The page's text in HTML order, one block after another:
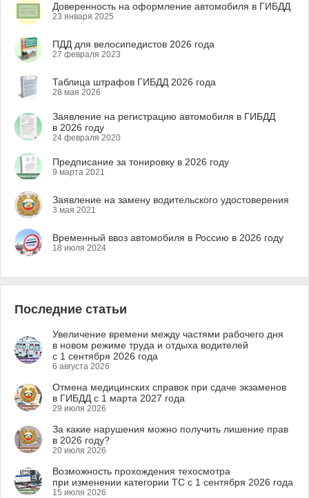
Доверенность на оформление автомобиля в ГИБДД
23 января 2025
ПДД для велосипедистов 2026 года
27 февраля 2023
Таблица штрафов ГИБДД 2026 года
28 мая 2026
Заявление на регистрацию автомобиля в ГИБДД
в 2026 году
24 февраля 2020
Предписание за тонировку в 2026 году
9 марта 2021
Заявление на замену водительского удостоверения
3 мая 2021
Временный ввоз автомобиля в Россию в 2026 году
18 июля 2024
Последние статьи
Увеличение времени между частями рабочего дня
в новом режиме труда и отдыха водителей
с 1 сентября 2026 года
6 августа 2026
Отмена медицинских справок при сдаче экзаменов
в ГИБДД с 1 марта 2027 года
29 июля 2026
За какие нарушения можно получить лишение прав
в 2026 году?
20 июля 2026
Возможность прохождения техосмотра
при изменении категории ТС с 1 сентября 2026 года
15 июля 2026